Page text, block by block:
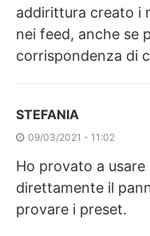
addirittura creato i
nei feed, anche se
corrispondenza di
STEFANIA
09/03/2021 - 11:02
Ho provato a
direttamente il
provare i preset.